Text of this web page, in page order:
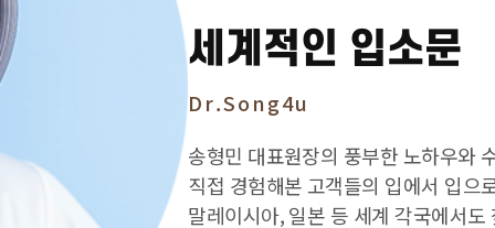
세계적인 입소문
Dr.Song4u
송형민 대표원장의 풍부한 노하우와
직접 경험해본 고객들의 입에서 입으
말레이시아, 일본 등 세계 각국에서도